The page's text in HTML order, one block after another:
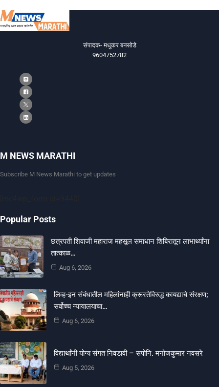
संपादक- मधुकर बनसोडे
9604752782
M NEWS MARATHI
Subscribe M News Marathi to get updates
Popular Posts
छत्रपती शिवाजी महाराज महसूल समाधान शिबिरातून लाभार्थ्यांना
तात्काळ…
Aug 6, 2026
लिव्ह-इन संबंधातील महिलांनाही क्रूरतेविरुद्ध कायद्याचे संरक्षण;
सर्वोच्च न्यायालयाचा…
Aug 6, 2026
विद्यार्थांनी योग्य संगत निवडावी – सपोनि. मनोजकुमार नवसरे
Aug 5, 2026